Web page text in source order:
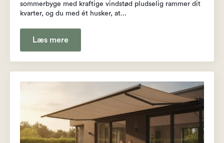
sommerbyge med kraftige vindstød pludselig rammer dit
kvarter, og du med ét husker, at...
Læs mere